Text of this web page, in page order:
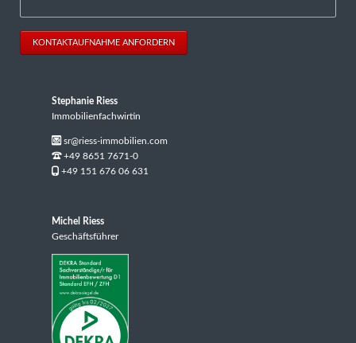
KONTAKTAUFNAHME ANFORDERN
Stephanie Riess
Immobilienfachwirtin
sr@riess-immobilien.com
+49 8651 7671-0
+49 151 676 06 631
Michel Riess
Geschäftsführer